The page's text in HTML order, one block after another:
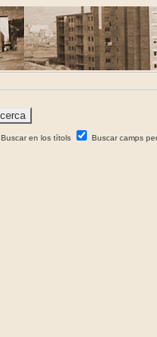
Buscar en los títols
Buscar camps